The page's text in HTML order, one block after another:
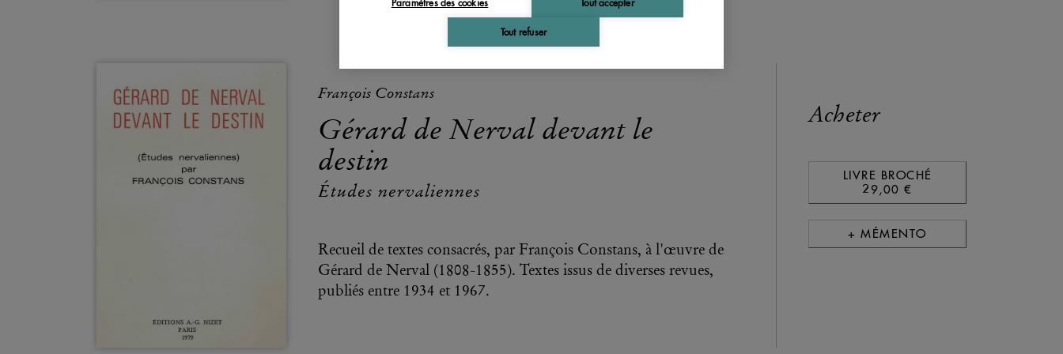
Paramètres des cookies Tout accepter
Tout refuser
François Constans
Gérard de Nerval devant le
destin
Études nervaliennes
Recueil de textes consacrés, par François Constans, à l'œuvre de
Gérard de Nerval (1808-1855). Textes issus de diverses revues,
publiés entre 1934 et 1967.
Acheter
LIVRE BROCHÉ
29,00 €
+ MÉMENTO